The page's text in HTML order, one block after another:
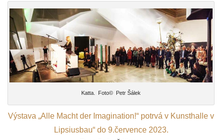
Katta. Foto© Petr Šálek
Výstava „Alle Macht der Imagination!“ potrvá v Kunsthalle v
Lipsiusbau“ do 9.července 2023.